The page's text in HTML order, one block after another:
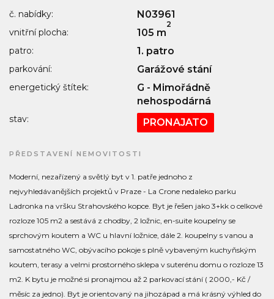
č. nabídky: N03961
vnitřní plocha: 105 m
2
patro: 1. patro
parkování: Garážové stání
energetický štítek:
G - Mimořádně
nehospodárná
stav: PRONAJATO
PŘEDSTAVENÍ NEMOVITOSTI
Moderní, nezařízený a světlý byt v 1. patře jednoho z
nejvyhledávanějších projektů v Praze - La Crone nedaleko parku
Ladronka na vršku Strahovského kopce. Byt je řešen jako 3+kk o celkové
rozloze 105 m2 a sestává z chodby, 2 ložnic, en-suite koupelny se
sprchovým koutem a WC u hlavní ložnice, dále 2. koupelny s vanou a
samostatného WC, obývacího pokoje s plně vybaveným kuchyňským
koutem, terasy a velmi prostorného sklepa v suterénu domu o rozloze 13
m2. K bytu je možné si pronajmou až 2 parkovací stání ( 2000,- Kč /
měsíc za jedno). Byt je orientovaný na jihozápad a má krásný výhled do